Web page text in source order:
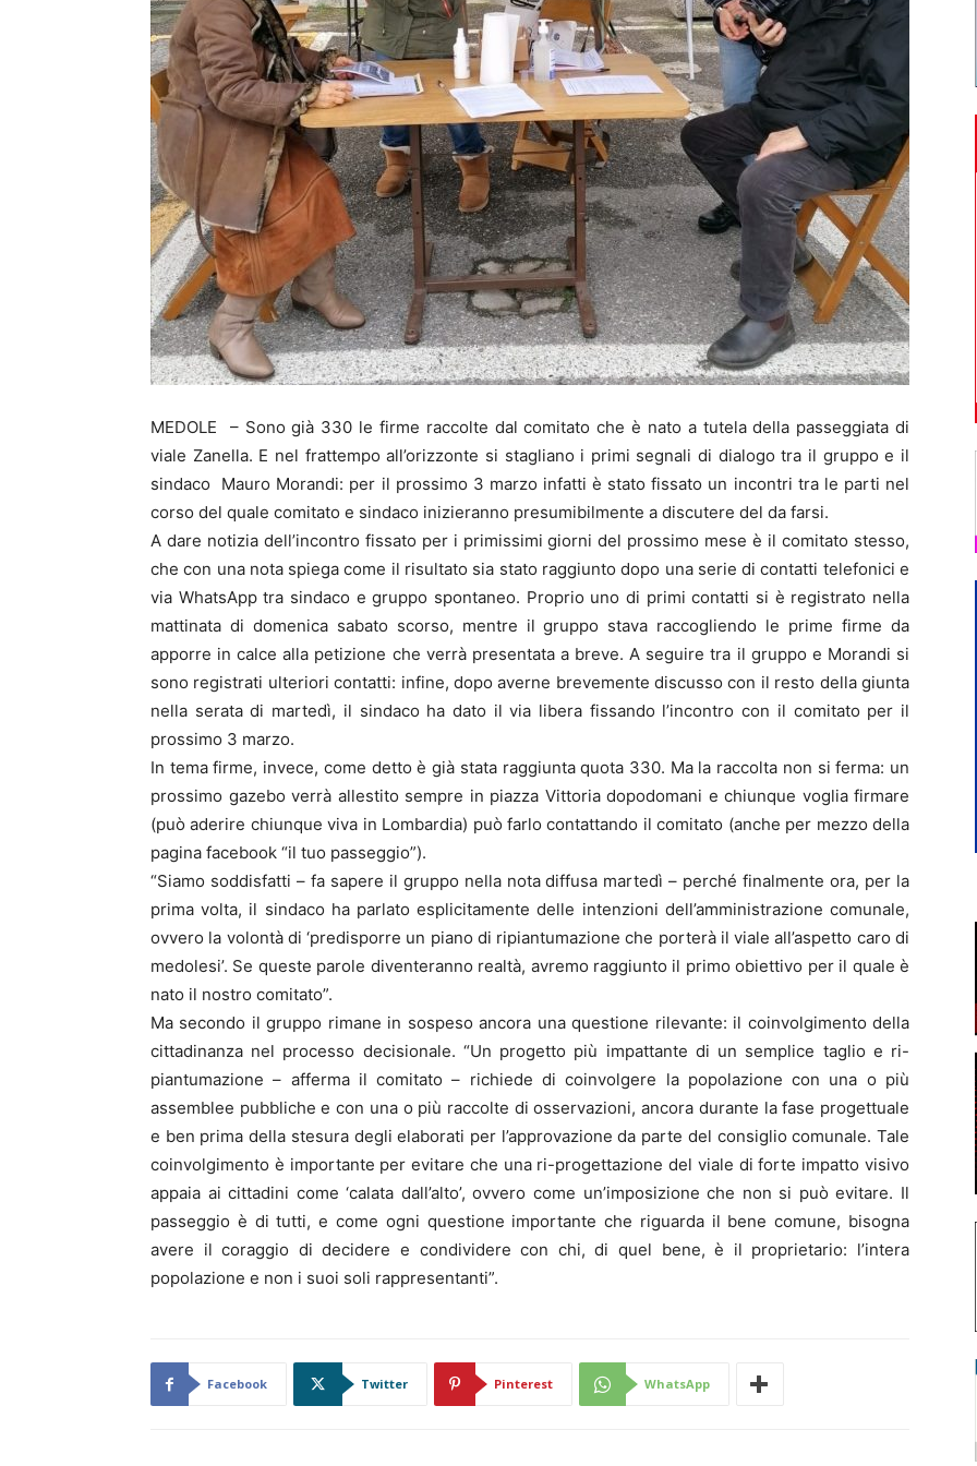
MEDOLE – Sono già 330 le firme raccolte dal comitato che è nato a tutela della passeggiata di
viale Zanella. E nel frattempo all’orizzonte si stagliano i primi segnali di dialogo tra il gruppo e il
sindaco Mauro Morandi: per il prossimo 3 marzo infatti è stato fissato un incontri tra le parti nel
corso del quale comitato e sindaco inizieranno presumibilmente a discutere del da farsi.
A dare notizia dell’incontro fissato per i primissimi giorni del prossimo mese è il comitato stesso,
che con una nota spiega come il risultato sia stato raggiunto dopo una serie di contatti telefonici e
via WhatsApp tra sindaco e gruppo spontaneo. Proprio uno di primi contatti si è registrato nella
mattinata di domenica sabato scorso, mentre il gruppo stava raccogliendo le prime firme da
apporre in calce alla petizione che verrà presentata a breve. A seguire tra il gruppo e Morandi si
sono registrati ulteriori contatti: infine, dopo averne brevemente discusso con il resto della giunta
nella serata di martedì, il sindaco ha dato il via libera fissando l’incontro con il comitato per il
prossimo 3 marzo.
In tema firme, invece, come detto è già stata raggiunta quota 330. Ma la raccolta non si ferma: un
prossimo gazebo verrà allestito sempre in piazza Vittoria dopodomani e chiunque voglia firmare
(può aderire chiunque viva in Lombardia) può farlo contattando il comitato (anche per mezzo della
pagina facebook “il tuo passeggio”).
“Siamo soddisfatti – fa sapere il gruppo nella nota diffusa martedì – perché finalmente ora, per la
prima volta, il sindaco ha parlato esplicitamente delle intenzioni dell’amministrazione comunale,
ovvero la volontà di ‘predisporre un piano di ripiantumazione che porterà il viale all’aspetto caro di
medolesi’. Se queste parole diventeranno realtà, avremo raggiunto il primo obiettivo per il quale è
nato il nostro comitato”.
Ma secondo il gruppo rimane in sospeso ancora una questione rilevante: il coinvolgimento della
cittadinanza nel processo decisionale. “Un progetto più impattante di un semplice taglio e ri-
piantumazione – afferma il comitato – richiede di coinvolgere la popolazione con una o più
assemblee pubbliche e con una o più raccolte di osservazioni, ancora durante la fase progettuale
e ben prima della stesura degli elaborati per l’approvazione da parte del consiglio comunale. Tale
coinvolgimento è importante per evitare che una ri-progettazione del viale di forte impatto visivo
appaia ai cittadini come ‘calata dall’alto’, ovvero come un’imposizione che non si può evitare. Il
passeggio è di tutti, e come ogni questione importante che riguarda il bene comune, bisogna
avere il coraggio di decidere e condividere con chi, di quel bene, è il proprietario: l’intera
popolazione e non i suoi soli rappresentanti”.
Facebook Twitter Pinterest WhatsApp